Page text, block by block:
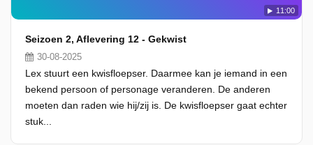
11:00
Seizoen 2, Aflevering 12 - Gekwist
30-08-2025
Lex stuurt een kwisfloepser. Daarmee kan je iemand in een
bekend persoon of personage veranderen. De anderen
moeten dan raden wie hij/zij is. De kwisfloepser gaat echter
stuk...